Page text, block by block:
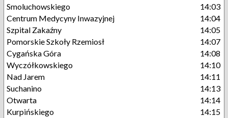
Smoluchowskiego
14:03
Centrum Medycyny Inwazyjnej
14:04
Szpital Zakaźny
14:05
Pomorskie Szkoły Rzemiosł
14:07
Cygańska Góra
14:08
Wyczółkowskiego
14:10
Nad Jarem
14:11
Suchanino
14:13
Otwarta
14:14
Kurpińskiego
14:15